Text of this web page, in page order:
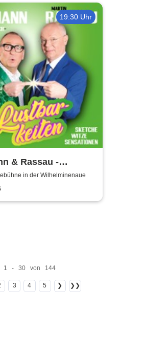
19:30 Uhr
& Rassau -
in der Wilhelminenaue
1 - 30 von 144
3 4 5 ❯ ❯❯